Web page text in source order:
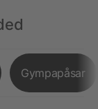
Gympapåsar